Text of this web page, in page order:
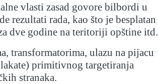
vlasti zasad govore bilbordi u
rezultati rada, kao što je besplatan
dve godine na teritoriji opštine itd.
transformatorima, ulazu na pijacu
primitivnog targetiranja
stranaka.